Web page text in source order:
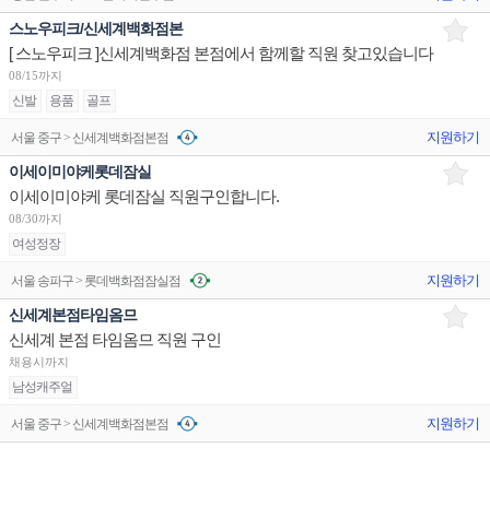
스노우피크/신세계백화점본
[ 스노우피크 ]신세계백화점 본점에서 함께할 직원 찾고있습니다
08/15까지
신발 용품 골프
서울 중구 > 신세계백화점본점 지원하기
이세이미야케롯데잠실
이세이미야케 롯데잠실 직원구인합니다.
08/30까지
여성정장
서울 송파구 > 롯데백화점잠실점 지원하기
신세계본점타임옴므
신세계 본점 타임옴므 직원 구인
채용시까지
남성캐주얼
서울 중구 > 신세계백화점본점 지원하기